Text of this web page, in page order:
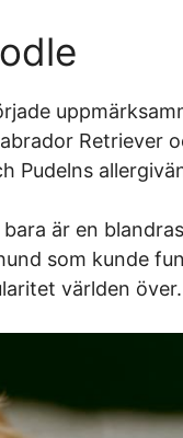
Retriever
Pudelns
är en
som kunde
världen över.